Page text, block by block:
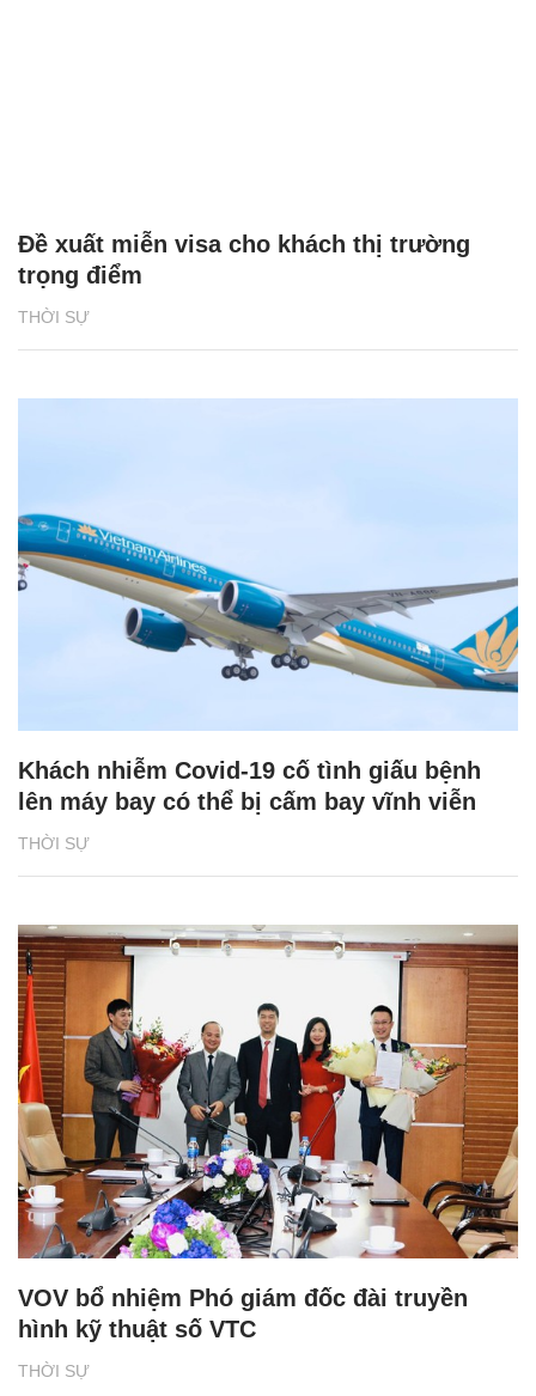
THỜI SỰ
Đề xuất miễn visa cho khách thị trường
trọng điểm
THỜI SỰ
Khách nhiễm Covid-19 cố tình giấu bệnh
lên máy bay có thể bị cấm bay vĩnh viễn
THỜI SỰ
VOV bổ nhiệm Phó giám đốc đài truyền
hình kỹ thuật số VTC